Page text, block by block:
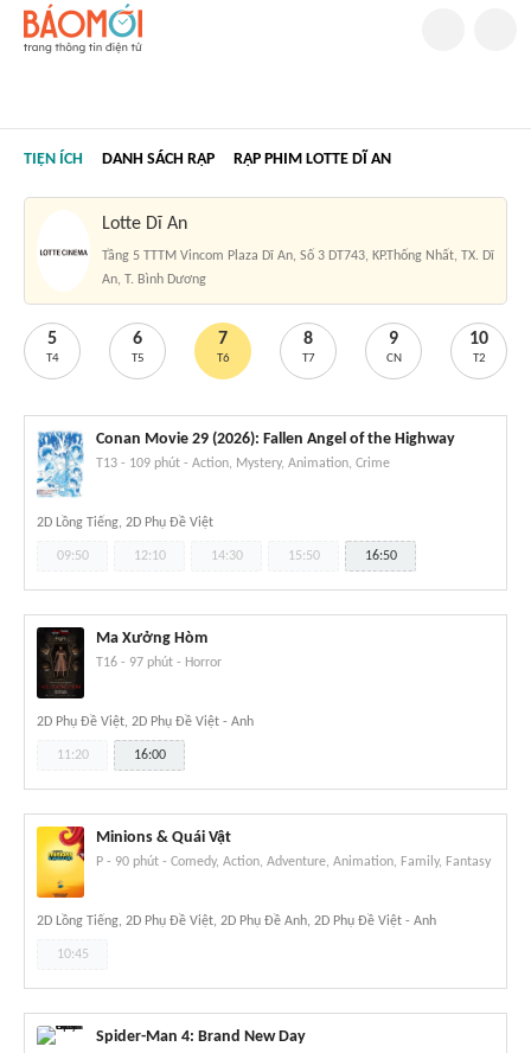
TIỆN ÍCH DANH SÁCH RẠP RẠP PHIM LOTTE DĨ AN
Lotte Dĩ An
Tầng 5 TTTM Vincom Plaza Dĩ An, Số 3 DT743, KP.Thống Nhất, TX. Dĩ
An, T. Bình Dương
5
T4
6
T5
7
T6
8
T7
9
CN
10
T2
Conan Movie 29 (2026): Fallen Angel of the Highway
T13 - 109 phút - Action, Mystery, Animation, Crime
2D Lồng Tiếng, 2D Phụ Đề Việt
09:50 12:10 14:30 15:50 16:50
Ma Xưởng Hòm
T16 - 97 phút - Horror
2D Phụ Đề Việt, 2D Phụ Đề Việt - Anh
11:20 16:00
Minions & Quái Vật
P - 90 phút - Comedy, Action, Adventure, Animation, Family, Fantasy
2D Lồng Tiếng, 2D Phụ Đề Việt, 2D Phụ Đề Anh, 2D Phụ Đề Việt - Anh
10:45
Spider-Man 4: Brand New Day